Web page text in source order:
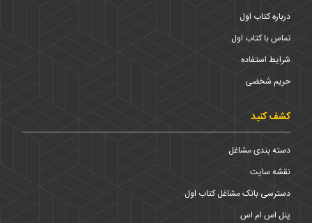
درباره کتاب اول
تماس با کتاب اول
شرایط استفاده
حریم شخضی
کشف کنید
دسته بندی مشاغل
نقشه سایت
دسترسی بانک مشاغل کتاب اول
پنل اس ام اس